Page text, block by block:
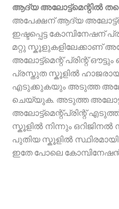
ആദ്യ അലോട്ട്മെന്റിൽ
അപേക്ഷന് ആദ്യ
ഇഷ്ടപ്പെട്ട കോമ്പിനേഷന്
മറ്റു സ്കൂളുകളിലേക്കാണ്
അലോട്ട്മെന്റ് പ്രിന്റ് ഔട്ടും
പ്രസ്തുത സ്കൂളിൽ
എടുക്കുകയും അടുത്ത
ചെയ്യുക. അടുത്ത
അലോട്ട്മെന്റ്പ്രിന്റ്
സ്കൂളിൽ നിന്നും ഒറിജിനൽ
പുതിയ സ്കൂളിൽ സ്ഥിരമായി
ഇതേ പോലെ